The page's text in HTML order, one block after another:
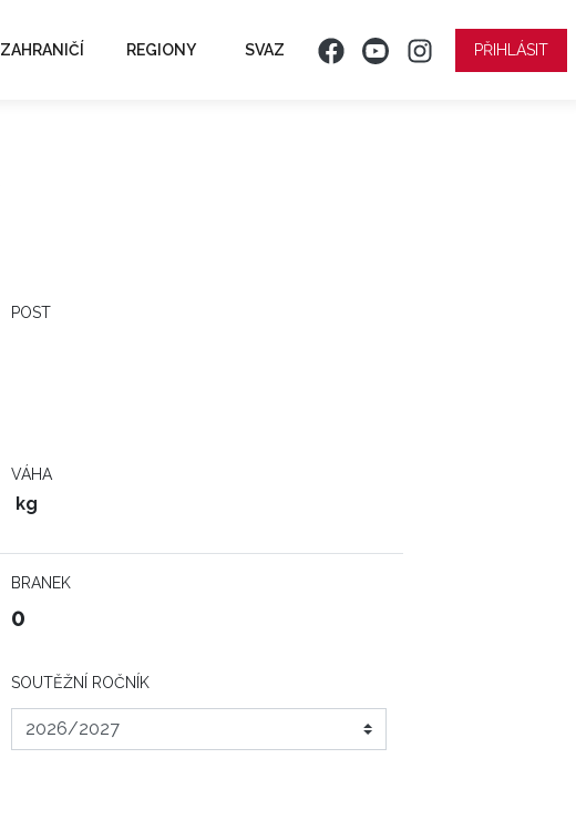
ZAHRANIČÍ REGIONY SVAZ PŘIHLÁSIT
POST
VÁHA
kg
BRANEK
0
SOUTĚŽNÍ ROČNÍK